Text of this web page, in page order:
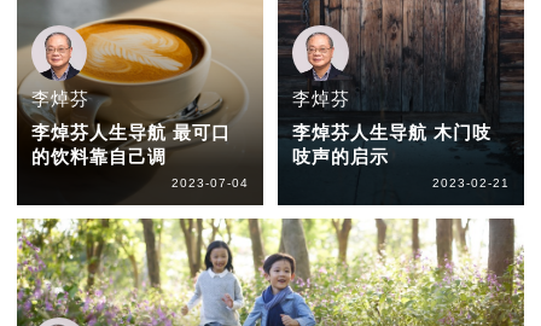
李焯芬
李焯芬人生导航 最可口
的饮料靠自己调
2023-07-04
李焯芬
李焯芬人生导航 木门吱
吱声的启示
2023-02-21